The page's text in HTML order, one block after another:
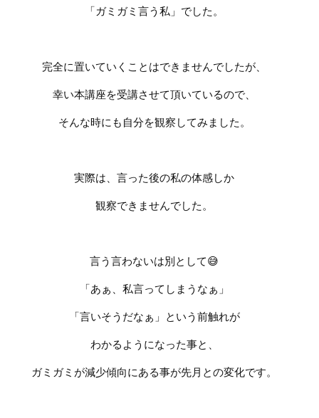
「ガミガミ言う私」でした。
完全に置いていくことはできませんでしたが、
幸い本講座を受講させて頂いているので、
そんな時にも自分を観察してみました。
実際は、言った後の私の体感しか
観察できませんでした。
言う言わないは別として😅
「あぁ、私言ってしまうなぁ」
「言いそうだなぁ」 という前触れが
わかるようになった事と、
ガミガミが減少傾向にある事が先月との変化です。